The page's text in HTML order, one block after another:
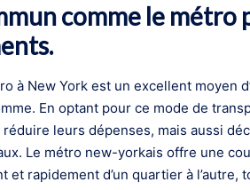
comme le métro
à New York est un excellent moyen
En optant pour ce mode de
leurs dépenses, mais aussi
Le métro new-yorkais offre une
rapidement d’un quartier à l’autre,